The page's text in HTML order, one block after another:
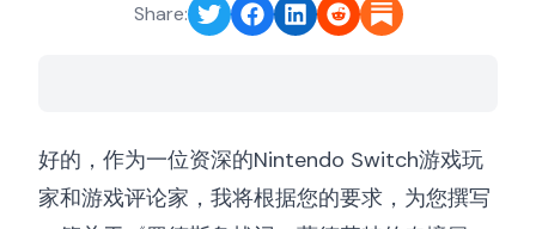
Share:
好的，作为一位资深的Nintendo Switch游戏玩
家和游戏评论家，我将根据您的要求，为您撰写